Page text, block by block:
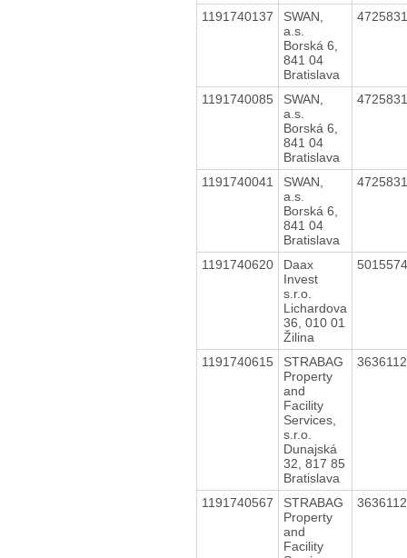
1191740137
SWAN,
a.s.
Borská 6,
841 04
Bratislava
1191740085
SWAN,
a.s.
Borská 6,
841 04
Bratislava
1191740041
SWAN,
a.s.
Borská 6,
841 04
Bratislava
1191740620
Daax
Invest
s.r.o.
Lichardova
36, 010 01
Žilina
1191740615
STRABAG
Property
and
Facility
Services,
s.r.o.
Dunajská
32, 817 85
Bratislava
1191740567
STRABAG
Property
and
Facility